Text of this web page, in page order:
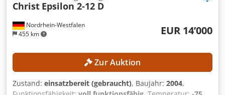
Nordrhein-Westfalen
455 km
Christ Epsilon 2-12 D
EUR 14’000
Zur Auktion
Zustand: einsatzbereit (gebraucht), Baujahr: 2004,